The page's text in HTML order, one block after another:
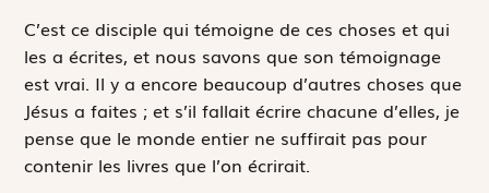
C’est ce disciple qui témoigne de ces choses et qui
les a écrites, et nous savons que son témoignage
est vrai. Il y a encore beaucoup d’autres choses que
Jésus a faites ; et s’il fallait écrire chacune d’elles, je
pense que le monde entier ne suffirait pas pour
contenir les livres que l’on écrirait.